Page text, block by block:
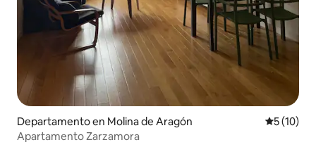
Departamento en Molina de Aragón
5 (10)
Apartamento Zarzamora